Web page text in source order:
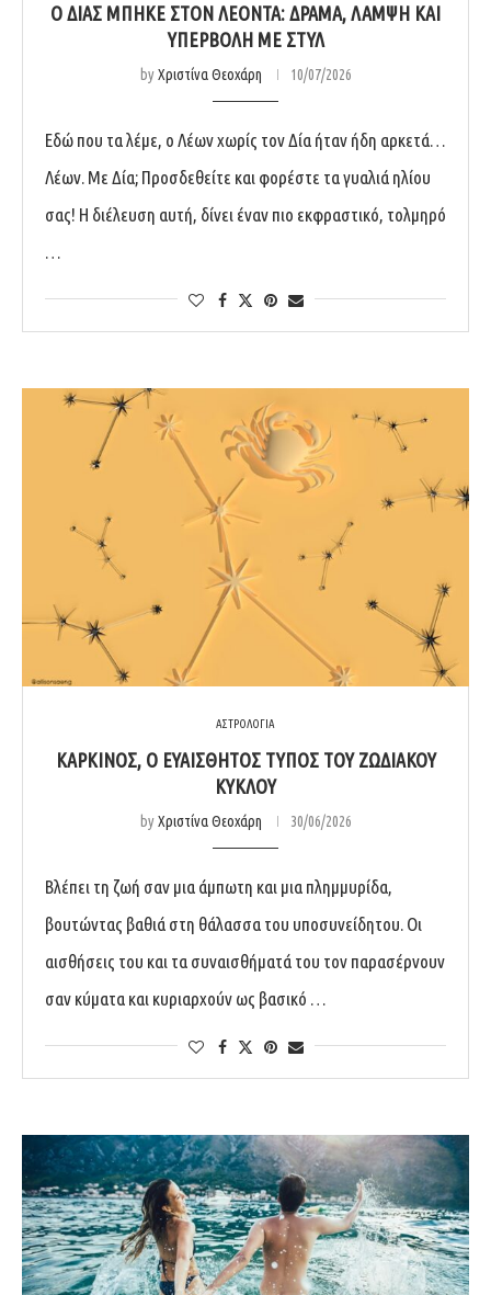
Ο ΔΊΑΣ ΜΠΉΚΕ ΣΤΟΝ ΛΈΟΝΤΑ: ΔΡΆΜΑ, ΛΆΜΨΗ ΚΑΙ
ΥΠΕΡΒΟΛΉ ΜΕ ΣΤΥΛ
byΧριστίνα Θεοχάρη 10/07/2026
Εδώ που τα λέμε, ο Λέων χωρίς τον Δία ήταν ήδη αρκετά…
Λέων. Με Δία; Προσδεθείτε και φορέστε τα γυαλιά ηλίου
σας! Η διέλευση αυτή, δίνει έναν πιο εκφραστικό, τολμηρό
…
ΑΣΤΡΟΛΟΓΙΑ
ΚΑΡΚΊΝΟΣ, Ο ΕΥΑΊΣΘΗΤΟΣ ΤΎΠΟΣ ΤΟΥ ΖΩΔΙΑΚΟΎ
ΚΎΚΛΟΥ
byΧριστίνα Θεοχάρη 30/06/2026
Βλέπει τη ζωή σαν μια άμπωτη και μια πλημμυρίδα,
βουτώντας βαθιά στη θάλασσα του υποσυνείδητου. Οι
αισθήσεις του και τα συναισθήματά του τον παρασέρνουν
σαν κύματα και κυριαρχούν ως βασικό …